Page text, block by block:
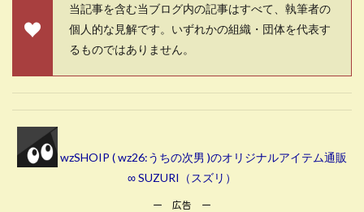
当記事を含む当ブログ内の記事はすべて、執筆者の
個人的な見解です。いずれかの組織・団体を代表す
るものではありません。
wzSHOIP ( wz26:うちの次男 )のオリジナルアイテム通販
∞ SUZURI（スズリ）
ー 広告 ー